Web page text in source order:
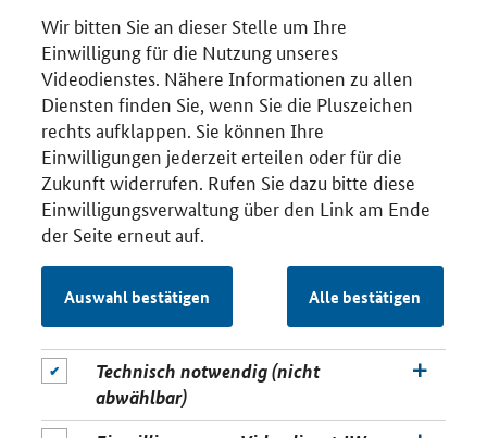
Wir bitten Sie an dieser Stelle um Ihre
Einwilligung für die Nutzung unseres
Videodienstes. Nähere Informationen zu allen
Diensten finden Sie, wenn Sie die Pluszeichen
rechts aufklappen. Sie können Ihre
Einwilligungen jederzeit erteilen oder für die
Zukunft widerrufen. Rufen Sie dazu bitte diese
Einwilligungsverwaltung über den Link am Ende
der Seite erneut auf.
Auswahl bestätigen Alle bestätigen
Technisch notwendig (nicht
abwählbar)